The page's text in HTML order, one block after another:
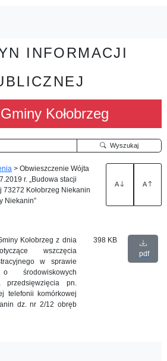
INFORMACJI
Kołobrzeg
Wyszukaj
> Obwieszczenie Wójta
r. „Budowa stacji
Kołobrzeg Niekanin
Niekanin”
A A
Kołobrzeg z dnia
wszczęcia
w sprawie
środowiskowych
przedsięwzięcia pn.
telefonii komórkowej
dz. nr 2/12 obręb
398 KB
pdf